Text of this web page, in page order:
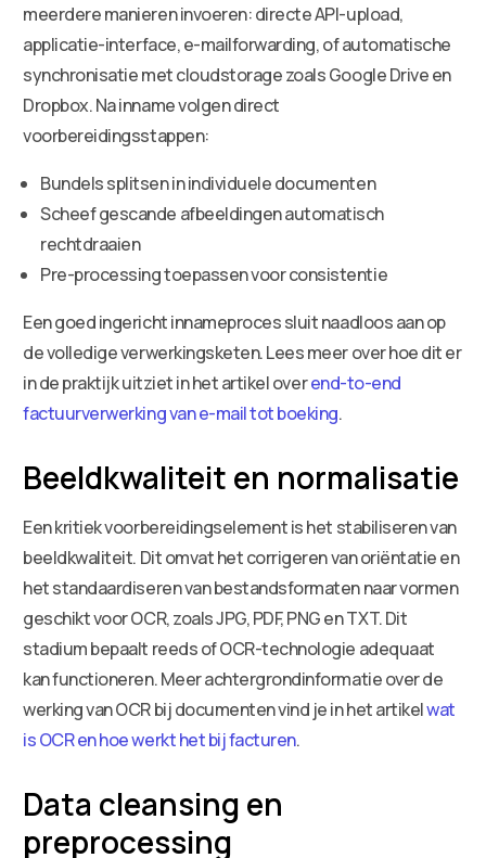
meerdere manieren invoeren: directe API-upload,
applicatie-interface, e-mailforwarding, of automatische
synchronisatie met cloudstorage zoals Google Drive en
Dropbox. Na inname volgen direct
voorbereidingsstappen:
Bundels splitsen in individuele documenten
Scheef gescande afbeeldingen automatisch
rechtdraaien
Pre-processing toepassen voor consistentie
Een goed ingericht innameproces sluit naadloos aan op
de volledige verwerkingsketen. Lees meer over hoe dit er
in de praktijk uitziet in het artikel overend-to-end
factuurverwerking van e-mail tot boeking.
Beeldkwaliteit en normalisatie
Een kritiek voorbereidingselement is het stabiliseren van
beeldkwaliteit. Dit omvat het corrigeren van oriëntatie en
het standaardiseren van bestandsformaten naar vormen
geschikt voor OCR, zoals JPG, PDF, PNG en TXT. Dit
stadium bepaalt reeds of OCR-technologie adequaat
kan functioneren. Meer achtergrondinformatie over de
werking van OCR bij documenten vind je in het artikelwat
is OCR en hoe werkt het bij facturen.
Data cleansing en
preprocessing